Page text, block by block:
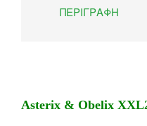
ΠΕΡΙΓΡΑΦΉ
Asterix & Obelix